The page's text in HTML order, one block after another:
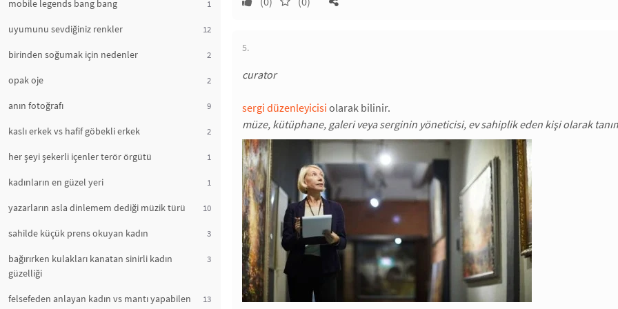
mobile legends bang bang 1
uyumunu sevdiğiniz renkler 12
birinden soğumak için nedenler 2
opak oje 2
anın fotoğrafı 9
kaslı erkek vs hafif göbekli erkek 2
her şeyi şekerli içenler terör örgütü 1
kadınların en güzel yeri 1
yazarların asla dinlemem dediği müzik türü 10
sahilde küçük prens okuyan kadın 3
bağırırken kulakları kanatan sinirli kadın
güzelliği
3
felsefeden anlayan kadın vs mantı yapabilen
13
5.
curator
sergi düzenleyicisi olarak bilinir.
müze, kütüphane, galeri veya serginin yöneticisi, ev sahiplik eden kişi olarak